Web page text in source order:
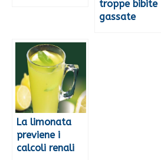
troppe bibite
gassate
La limonata
previene i
calcoli renali